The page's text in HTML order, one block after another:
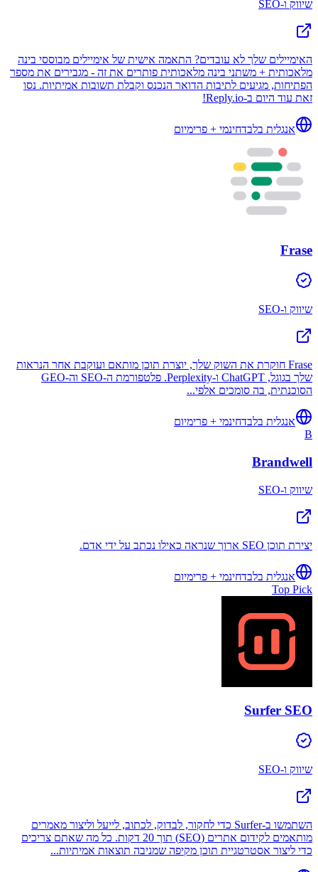
שיווק ו-SEO
האימיילים שלך לא עובדים? התאמה אישית של אימיילים מבוססי בינה
מלאכותית + משתני בינה מלאכותית פותרים את זה - מגבירים את מספר
הפתיחות, מגיעים לתיבות הדואר הנכנס וקבלת תשובות אמיתיות. נסו
זאת עוד היום ב-Reply.io!
אנגלית בלבדחינמי + פרימיום
Frase
שיווק ו-SEO
Frase חוקרת את השוק שלך, יוצרת תוכן מותאם ועוקבת אחר הנראות
שלך בגוגל, ChatGPT ו-Perplexity. פלטפורמת ה-SEO וה-GEO
הסוכנתית, בה סומכים אלפי...
אנגלית בלבדחינמי + פרימיום
B
Brandwell
שיווק ו-SEO
יצירת תוכן SEO ארוך שנראה כאילו נכתב על ידי אדם.
אנגלית בלבדחינמי + פרימיום
Top Pick
Surfer SEO
שיווק ו-SEO
השתמשו ב-Surfer כדי לחקור, לבדוק, לכתוב, לייעל וליצור מאמרים
מותאמים לקידום אתרים (SEO) תוך 20 דקות. כל מה שאתם צריכים
כדי ליצור אסטרטגיית תוכן מקיפה שמניבה תוצאות אמיתיות...